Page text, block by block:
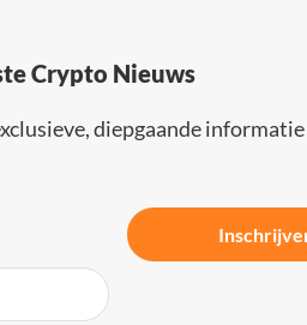
Crypto Nieuws
diepgaande